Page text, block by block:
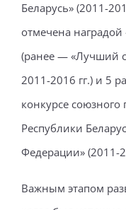
Беларусь» (2011-
отмечена
(ранее — «Лучший
2011-2016 гг.) и 5
конкурсе союзного
Республики
Федерации» (2011-
Важным этапом